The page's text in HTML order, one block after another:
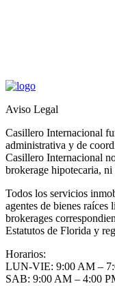
Aviso Legal
Casillero Internacional
administrativa y de
Casillero Internacional
brokerage hipotecaria,
Todos los servicios
agentes de bienes
brokerages
Estatutos de Florida y
Horarios:
LUN-VIE: 9:00 AM –
SAB: 9:00 AM – 4:00